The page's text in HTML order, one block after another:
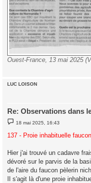
Ouest-France, 13 mai 2025
LUC LOISON
Re: Observations dans
M
e
s
s
e
18 mai 2025, 16:43
137 - Proie inhabituelle
Hier j'ai trouvé un cadavre
dévoré sur le parvis de la
de l'aire du faucon pèlerin
Il s'agit là d'une proie